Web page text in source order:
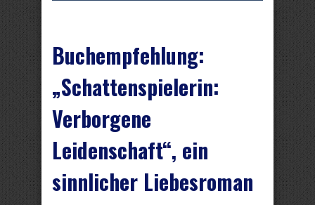
Buchempfehlung:
„Schattenspielerin:
Verborgene
Leidenschaft“, ein
sinnlicher Liebesroman